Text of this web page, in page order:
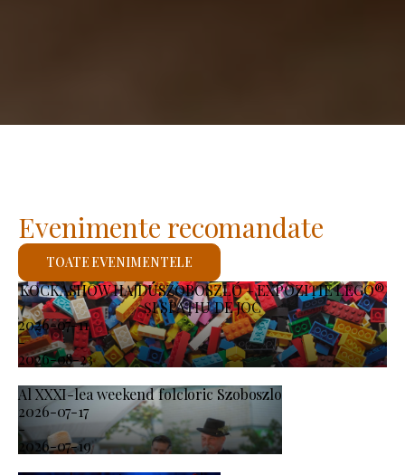
KOCKASHOW HAJDÚSZOBOSZLÓ – EXPOZIȚIE LEGO®
ȘI SPAȚIU DE JOC
2026-07-11
-
2026-08-23
Al XXXI-lea weekend folcloric Szoboszlo
2026-07-17
-
2026-07-19
Evenimente recomandate
TOATE EVENIMENTELE